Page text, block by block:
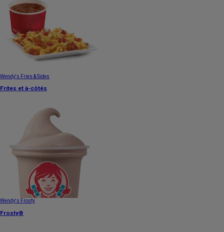
Wendy's Fries & Sides
Frites et à-côtés
Wendy's Frosty
Frosty®